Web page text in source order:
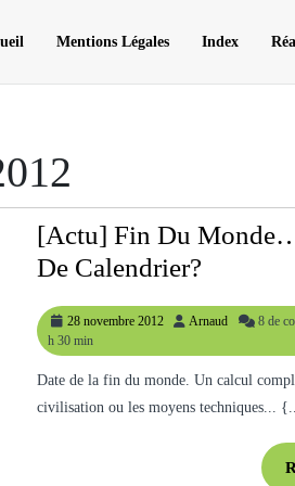
Mentions Légales Index
[Actu] Fin Du
De Calendrier?
Fin
Du
Ou
28 novembre 2012
28
2012
Arnaud Arnaud
8 de
h 30 min
Date de la fin du monde. Un calcul complexe quelque soit la
civilisation ou les moyens techniques...